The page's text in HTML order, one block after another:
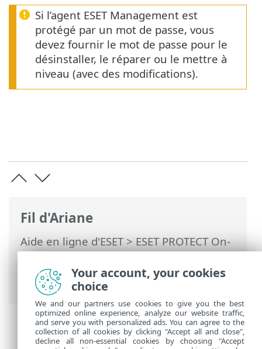
Fil d'Ariane
Aide en ligne d'ESET>ESET PROTECT On-
Prem>Démarrer>Déploiement de
l’agent ESET Management > Protection de
l'agent
Si l’agent ESET Management est
protégé par un mot de passe, vous
devez fournir le mot de passe pour le
désinstaller, le réparer ou le mettre à
niveau (avec des modifications).
Your account, your cookies
choice
We and our partners use cookies to give you the best
optimized online experience, analyze our website traffic,
and serve you with personalized ads. You can agree to the
collection of all cookies by clicking "Accept all and close",
decline all non-essential cookies by choosing "Accept